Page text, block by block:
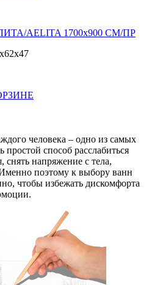
AELITA 1700х900 СМ/ПР
человека – одно из самых
способ расслабиться
снять напряжение с тела,
поэтому к выбору ванн
чтобы избежать дискомфорта